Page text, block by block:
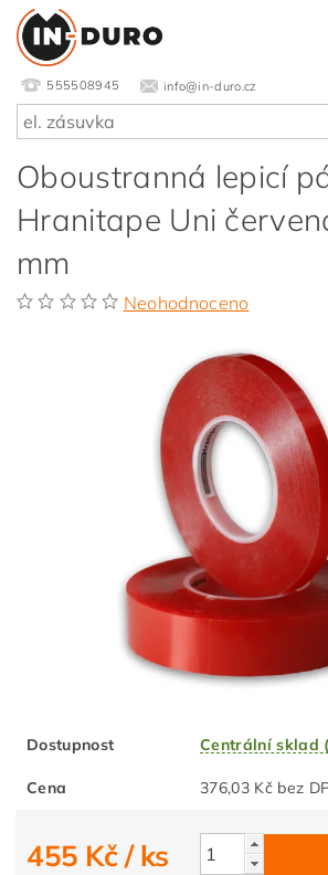
555508945 info@in-duro.cz
Oboustranná lepicí
Hranitape Uni
mm
Neohodnoceno
Dostupnost Centrální sklad
Cena 376,03 Kč bez
455 Kč/ ks